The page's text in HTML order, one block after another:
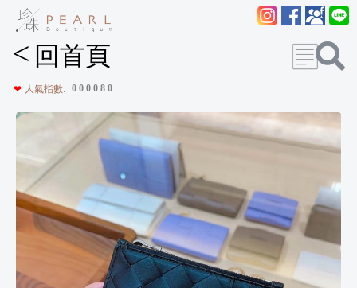
< 回首頁
❤ 人氣指數: 0 0 0 0 8 0